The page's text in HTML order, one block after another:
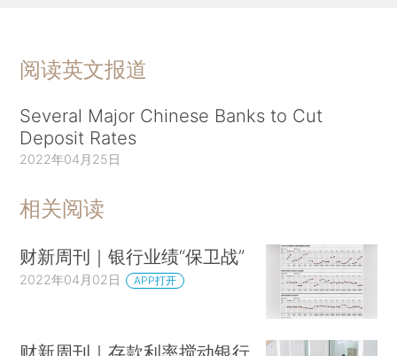
阅读英文报道
Several Major Chinese Banks to Cut
Deposit Rates
2022年04月25日
相关阅读
财新周刊｜银行业绩“保卫战”
2022年04月02日 APP打开